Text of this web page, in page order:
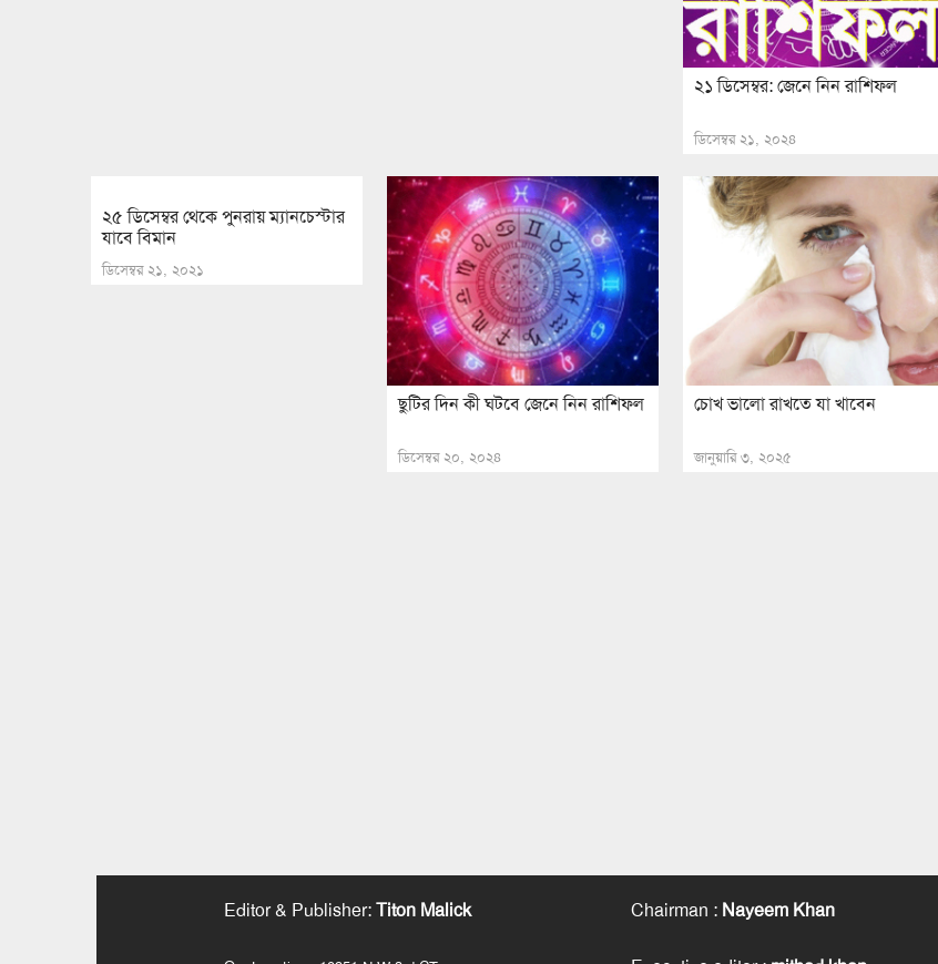
২১ ডিসেম্বর: জেনে নিন রাশিফল
ডিসেম্বর ২১, ২০২৪
২৫ ডিসেম্বর থেকে পুনরায় ম্যানচেস্টার
যাবে বিমান
ডিসেম্বর ২১, ২০২১
ছুটির দিন কী ঘটবে জেনে নিন রাশিফল
ডিসেম্বর ২০, ২০২৪
চোখ ভালো রাখতে যা খাবেন
জানুয়ারি ৩, ২০২৫
Editor & Publisher:Titon Malick Chairman : Nayeem Khan